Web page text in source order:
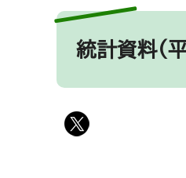
統計資料(